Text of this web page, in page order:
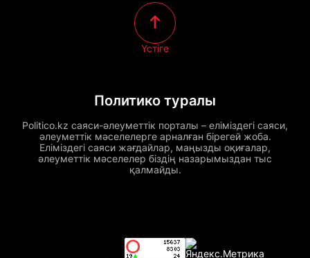
Политико туралы
Politico.kz саяси-әлеуметтік порталы – еліміздегі саяси,
әлеуметтік мәселелерге арналған бірегей жоба.
Еліміздегі саяси жағдайлар, маңызды оқиғалар,
әлеуметтік мәселелер біздің назарымыздан тыс
қалмайды.
Үстіге